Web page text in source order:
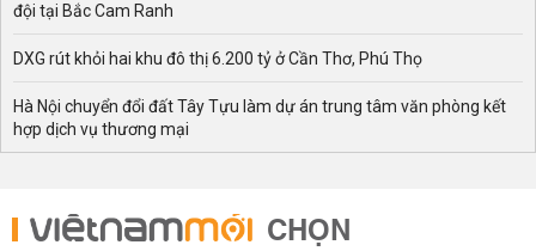
đội tại Bắc Cam Ranh
DXG rút khỏi hai khu đô thị 6.200 tỷ ở Cần Thơ, Phú Thọ
Hà Nội chuyển đổi đất Tây Tựu làm dự án trung tâm văn phòng kết
hợp dịch vụ thương mại
CHỌN